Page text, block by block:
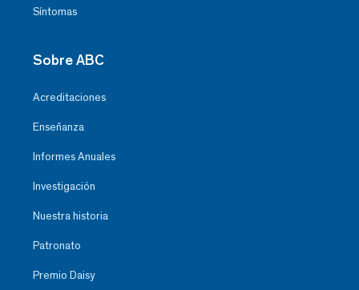
Síntomas
Sobre ABC
Acreditaciones
Enseñanza
Informes Anuales
Investigación
Nuestra historia
Patronato
Premio Daisy